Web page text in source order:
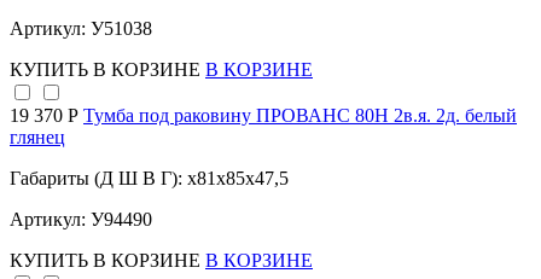
Артикул: У51038
КУПИТЬ В КОРЗИНЕ В КОРЗИНЕ
19 370 Р Тумба под раковину ПРОВАНС 80Н 2в.я. 2д. белый
глянец
Габариты (Д Ш В Г): x81x85x47,5
Артикул: У94490
КУПИТЬ В КОРЗИНЕ В КОРЗИНЕ